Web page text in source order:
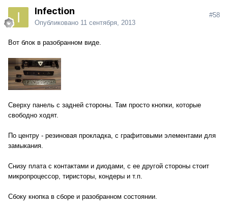
Infection
Опубликовано 11 сентября, 2013
#58
Вот блок в разобранном виде.
Сверху панель с задней стороны. Там просто кнопки, которые
свободно ходят.
По центру - резиновая прокладка, с графитовыми элементами для
замыкания.
Снизу плата с контактами и диодами, с ее другой стороны стоит
микропроцессор, тиристоры, кондеры и т.п.
Сбоку кнопка в сборе и разобранном состоянии.